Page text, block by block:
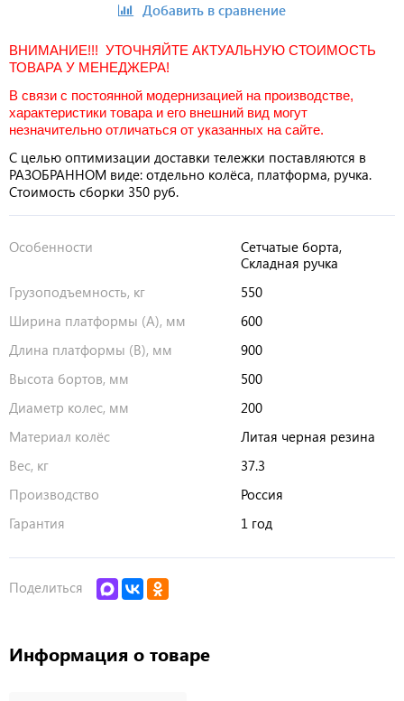
Добавить в сравнение
ВНИМАНИЕ!!! УТОЧНЯЙТЕ АКТУАЛЬНУЮ СТОИМОСТЬ
ТОВАРА У МЕНЕДЖЕРА!
В связи с постоянной модернизацией на производстве,
характеристики товара и его внешний вид могут
незначительно отличаться от указанных на сайте.
С целью оптимизации доставки тележки поставляются в
РАЗОБРАННОМ виде: отдельно колёса, платформа, ручка.
Стоимость сборки 350 руб.
Особенности
Сетчатые борта,
Складная ручка
Грузоподъемность, кг
550
Ширина платформы (А), мм
600
Длина платформы (В), мм
900
Высота бортов, мм
500
Диаметр колес, мм
200
Материал колёс
Литая черная резина
Вес, кг
37.3
Производство
Россия
Гарантия
1 год
Поделиться
Информация о товаре